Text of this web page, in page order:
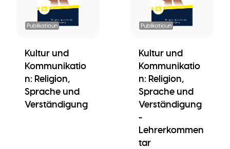
Publikatioun
Kultur und
Kommunikatio
n: Religion,
Sprache und
Verständigung
Publikatioun
Kultur und
Kommunikatio
n: Religion,
Sprache und
Verständigung
-
Lehrerkommen
tar